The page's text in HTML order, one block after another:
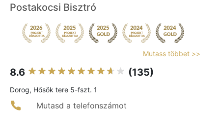
Postakocsi Bisztró
Mutass többet >>
8.6 (135)
Dorog, Hősök tere 5-fszt. 1
Mutasd a telefonszámot